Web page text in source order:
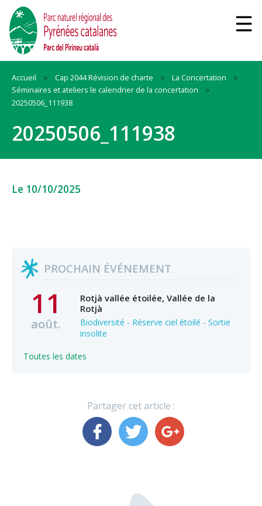
Accueil Cap 2044 Révision de charte
La Concertation
Séminaires et ateliers le calendrier de la concertation
20250506_111938
20250506_111938
Le 10/10/2025
PROCHAIN ÉVÉNEMENT
11
août.
Rotjà vallée étoilée, Vallée de la
Rotjà
Biodiversité - Réserve ciel étoilé - Sortie
insolite
Toutes les dates
Partager cet article :